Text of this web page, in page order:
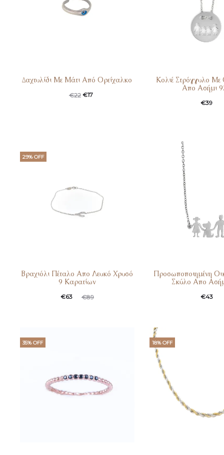
Δαχτυλίδι Με Μάτι Από Ορείχαλκο
€22 €17
Κολιέ Στρόγγυλο Με
Απο Ασήμι
€39
29% OFF
Βραχιόλι Πέταλο Απο Λευκό Χρυσό
9 Καρατίων
€89
€63
Προσωποποιημένη
Σκύλο Απο
€43
35% OFF 18% OFF